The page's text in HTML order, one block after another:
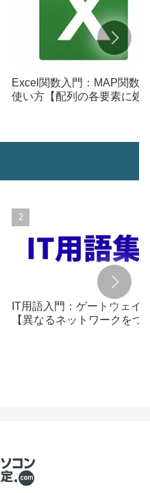
Excel関数入門：MAP関数の
使い方【配列の各要素に処
IT用語入門：ゲートウェイ
【異なるネットワークをつ